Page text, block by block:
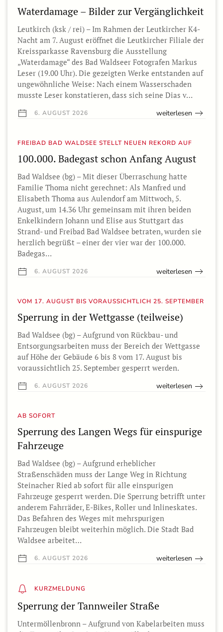
Waterdamage – Bilder zur Vergänglichkeit
Leutkirch (ksk / rei) – Im Rahmen der Leutkircher K4-
Nacht am 7. August eröffnet die Leutkircher Filiale der
Kreissparkasse Ravensburg die Ausstellung
„Waterdamage“ des Bad Waldseer Fotografen Markus
Leser (19.00 Uhr). Die gezeigten Werke entstanden auf
ungewöhnliche Weise: Nach einem Wasserschaden
musste Leser konstatieren, dass sich seine Dias v…
6. AUGUST 2026 weiterlesen
FREIBAD BAD WALDSEE STELLT NEUEN REKORD AUF
100.000. Badegast schon Anfang August
Bad Waldsee (bg) – Mit dieser Überraschung hatte
Familie Thoma nicht gerechnet: Als Manfred und
Elisabeth Thoma aus Aulendorf am Mittwoch, 5.
August, um 14.36 Uhr gemeinsam mit ihren beiden
Enkelkindern Johann und Elise aus Stuttgart das
Strand- und Freibad Bad Waldsee betraten, wurden sie
herzlich begrüßt – einer der vier war der 100.000.
Badegas…
6. AUGUST 2026 weiterlesen
VOM 17. AUGUST BIS VORAUSSICHTLICH 25. SEPTEMBER
Sperrung in der Wettgasse (teilweise)
Bad Waldsee (bg) – Aufgrund von Rückbau- und
Entsorgungsarbeiten muss der Bereich der Wettgasse
auf Höhe der Gebäude 6 bis 8 vom 17. August bis
voraussichtlich 25. September gesperrt werden.
6. AUGUST 2026 weiterlesen
AB SOFORT
Sperrung des Langen Wegs für einspurige
Fahrzeuge
Bad Waldsee (bg) – Aufgrund erheblicher
Straßenschäden muss der Lange Weg in Richtung
Steinacher Ried ab sofort für alle einspurigen
Fahrzeuge gesperrt werden. Die Sperrung betrifft unter
anderem Fahrräder, E-Bikes, Roller und Inlineskates.
Das Befahren des Weges mit mehrspurigen
Fahrzeugen bleibt weiterhin möglich. Die Stadt Bad
Waldsee arbeitet…
6. AUGUST 2026 weiterlesen
KURZMELDUNG
Sperrung der Tannweiler Straße
Untermöllenbronn – Aufgrund von Kabelarbeiten muss